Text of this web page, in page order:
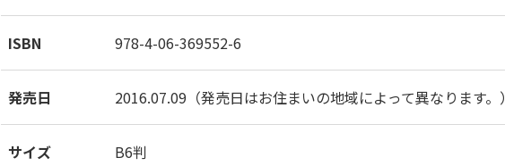
ISBN 978-4-06-369552-6
発売日 2016.07.09 （発売日はお住まいの地域によって異なります。）
サイズ B6判